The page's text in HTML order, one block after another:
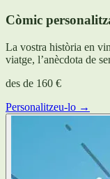
Còmic
La vostra història en
viatge, l’anècdota de
des de 160 €
Personalitzeu-lo →